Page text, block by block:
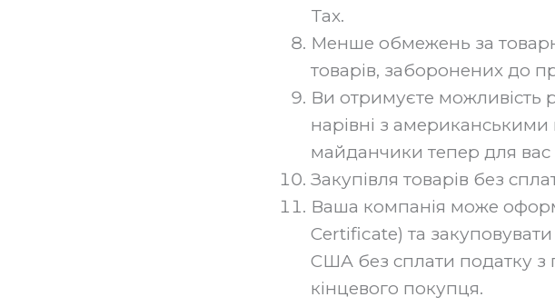
Tax.
Менше обмежень за
товарів, заборонених до
Ви отримуєте можливість
нарівні з
майданчики тепер для вас
Закупівля товарів без
Ваша компанія може
Certificate) та
США без сплати податку з
кінцевого покупця.